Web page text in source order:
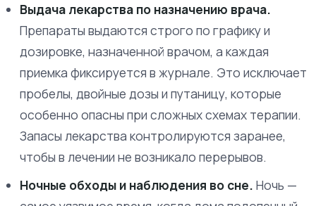
Выдача лекарства по назначению врача.
Препараты выдаются строго по графику и
дозировке, назначенной врачом, а каждая
приемка фиксируется в журнале. Это исключает
пробелы, двойные дозы и путаницу, которые
особенно опасны при сложных схемах терапии.
Запасы лекарства контролируются заранее,
чтобы в лечении не возникало перерывов.
Ночные обходы и наблюдения во сне. Ночь —